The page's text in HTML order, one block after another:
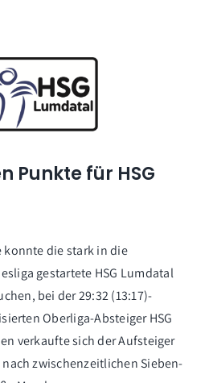
Punkte für HSG
konnte die stark in die
gestartete HSG Lumdatal
bei der 29:32 (13:17)-
Oberliga-Absteiger HSG
verkaufte sich der Aufsteiger
zwischenzeitlichen Sieben-